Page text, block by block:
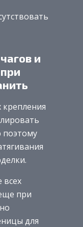
и
поэтому
при
для